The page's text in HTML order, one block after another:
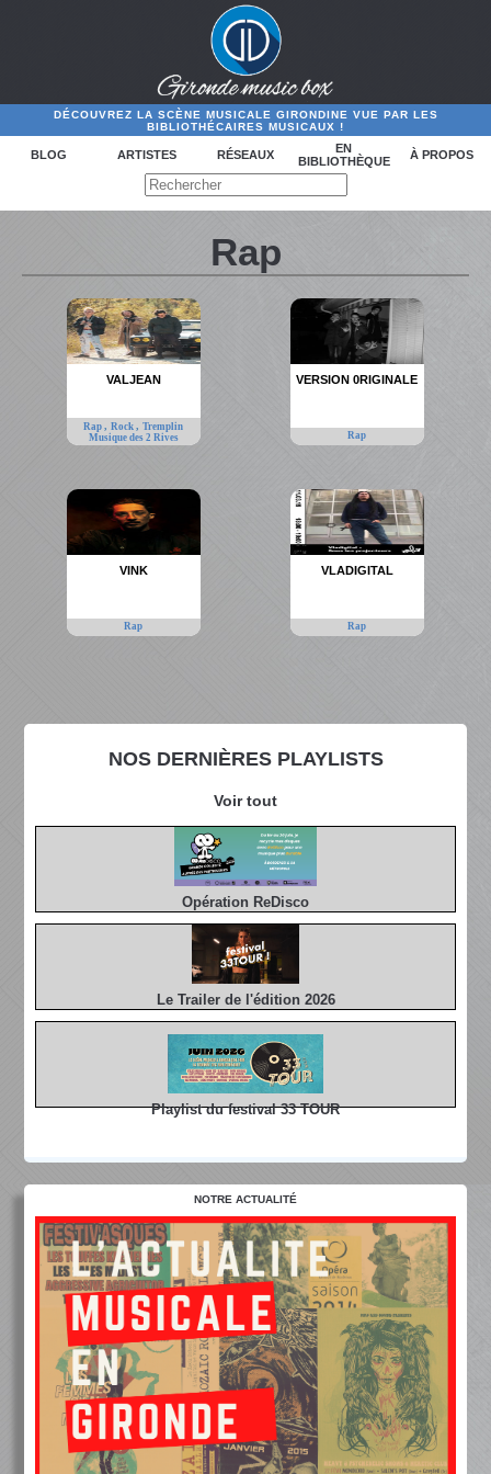
DÉCOUVREZ LA SCÈNE MUSICALE GIRONDINE VUE PAR LES
BIBLIOTHÉCAIRES MUSICAUX !
BLOG ARTISTES RÉSEAUX
EN
BIBLIOTHÈQUE
À PROPOS
NOS DERNIÈRES PLAYLISTS
Voir tout
Opération ReDisco
Le Trailer de l'édition 2026
Playlist du festival 33 TOUR
Rap
VALJEAN
Rap,Rock,Tremplin
Musique des 2 Rives
VERSION 0RIGINALE
Rap
VINK
Rap
VLADIGITAL
Rap
NOTRE ACTUALITÉ